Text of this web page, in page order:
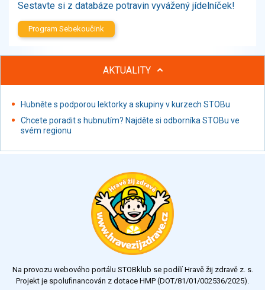
Ochucovadla, přísady, sladidla
Proteinové výrobky, doplňky stravy
Nápoje alkoholické
Restaurace, jídelny, hotová jídla
Fastfood
Studená kuchyně, lahůdkářské výrobky
Sestavte si z databáze potravin vyvážený jídelníček!
Program Sebekoučink
AKTUALITY
Hubněte s podporou lektorky a skupiny v kurzech STOBu
Chcete poradit s hubnutím? Najděte si odborníka STOBu ve
svém regionu
Na provozu webového portálu STOBklub se podílí Hravě žij zdravě z. s.
Projekt je spolufinancován z dotace HMP (DOT/81/01/002536/2025).